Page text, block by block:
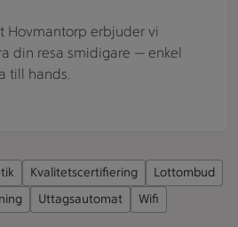
Hovmantorp erbjuder vi
din resa smidigare — enkel
till hands.
Kvalitetscertifiering
Lottombud
Uttagsautomat Wifi